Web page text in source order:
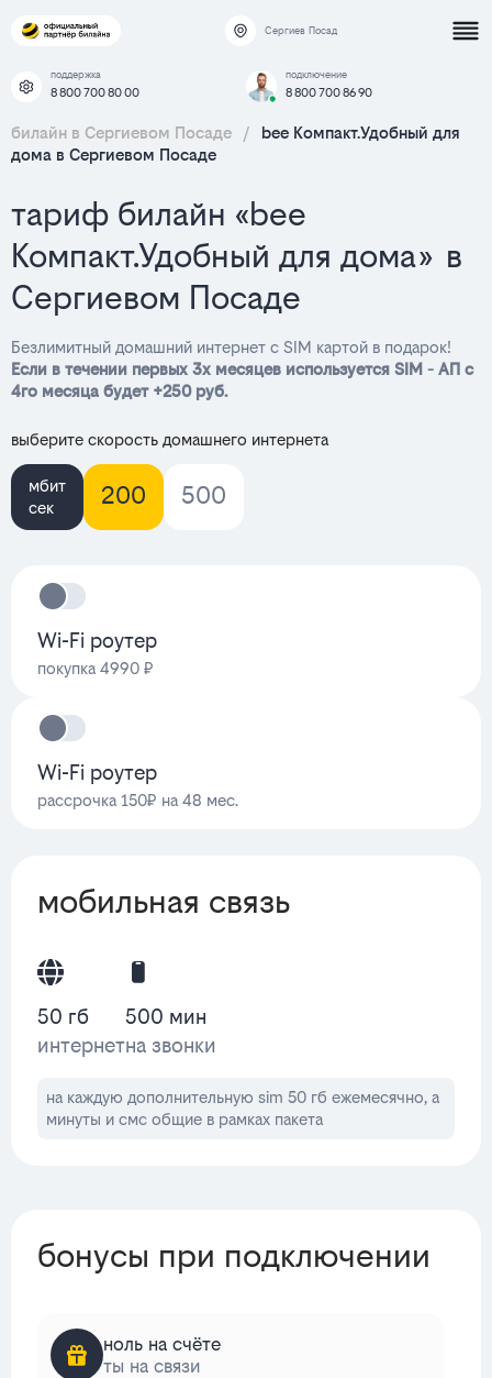
Сергиев Посад
поддержка
8 800 700 80 00
подключение
8 800 700 86 90
билайн в Сергиевом Посаде /
bee Компакт.Удобный для
дома в Сергиевом Посаде
тариф билайн «bee
Компакт.Удобный для дома» в
Сергиевом Посаде
Безлимитный домашний интернет с SIM картой в подарок!
Если в течении первых 3х месяцев используется SIM - АП с
4го месяца будет +250 руб.
выберите скорость домашнего интернета
мбит
сек
200 500
Wi-Fi роутер
покупка 4990 ₽
Wi-Fi роутер
рассрочка 150₽ на 48 мес.
мобильная связь
50 гб
интернет
500 мин
на звонки
на каждую дополнительную sim 50 гб ежемесячно, а
минуты и смс общие в рамках пакета
бонусы при подключении
ноль на счёте
ты на связи